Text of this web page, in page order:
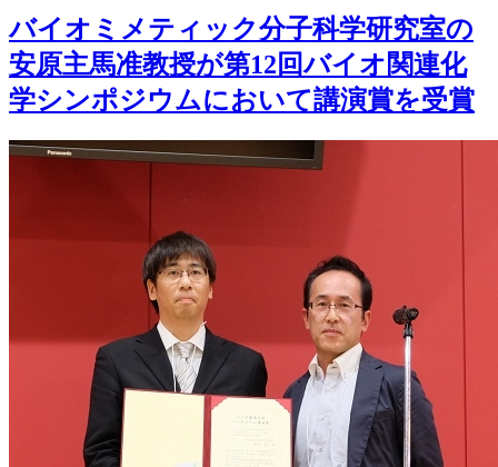
バイオミメティック分子科学研究室の
安原主馬准教授が第12回バイオ関連化
学シンポジウムにおいて講演賞を受賞